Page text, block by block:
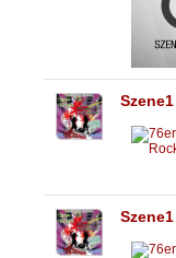
Szene1
Szene1